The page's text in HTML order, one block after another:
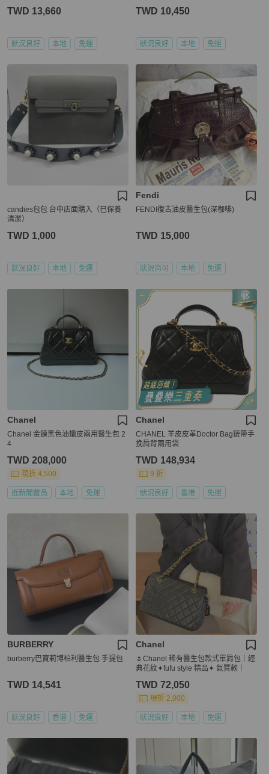
TWD 13,660
狀況良好 本地 免運
TWD 10,450
狀況良好 本地 免運
candies包包 台中店面購入（已保養
清潔）
TWD 1,000
狀況良好 本地 免運
Fendi
FENDI復古油皮醫生包(深咖啡)
TWD 15,000
狀況尚可 本地 免運
Chanel
Chanel 金鍊黑色油蠟皮兩用醫生包 2
4
TWD 208,000
現折 4,500
近新閒置品 本地 免運
Chanel
CHANEL 羊皮皮革Doctor Bag鏈帶手
挽肩背兩用袋
TWD 148,934
9 折
狀況良好 香港 免運
BURBERRY
burberry巴寶莉博柏利醫生包 手提包
TWD 14,541
狀況良好 香港 免運
Chanel
🌷Chanel 稀有醫生包款式單肩包｜經
典花紋✦fufu style 精品✦ 氣質款｜
TWD 72,050
現折 2,000
狀況良好 本地 免運